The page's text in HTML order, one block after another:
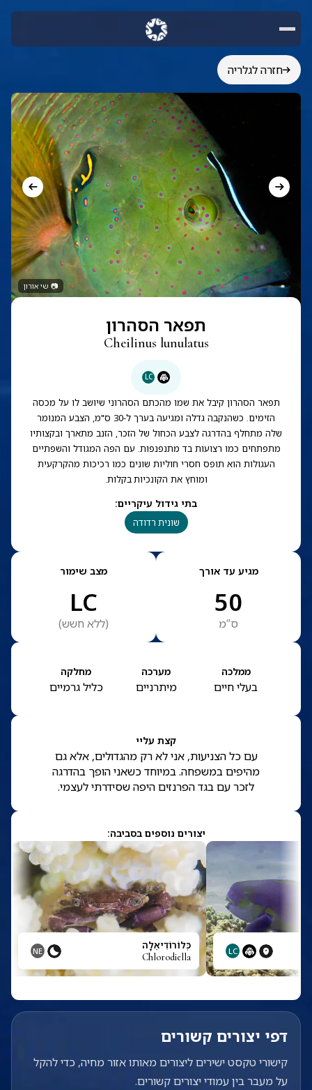
חזרה לגלריה
📷 שי אורון
תפאר הסהרון
Cheilinus lunulatus
LC
תפאר הסהרון קיבל את שמו מהכתם הסהרוני שיושב לו על מכסה
הזימים. כשהנקבה גדלה ומגיעה בערך ל-30 ס"מ, הצבע המנומר
שלה מתחלף בהדרגה לצבע הכחול של הזכר, הזנב מתארך ובקצותיו
מתפתחים כמו רצועות בד מתנפנפות. עם הפה המגודל והשפתיים
העגולות הוא תופס חסרי חוליות שונים כמו רכיכות מהקרקעית
ומוחץ את הקונכיות בקלות.
בתי גידול עיקריים:
שונית רדודה
מגיע עד אורך
50
ס”מ
מצב שימור
LC
(ללא חשש)
ממלכה
בעלי חיים
מערכה
מיתרניים
מחלקה
כליל גרמיים
קצת עליי
עם כל הצניעות, אני לא רק מהגדולים, אלא גם
מהיפים במשפחה. במיוחד כשאני הופך בהדרגה
לזכר עם בגד הפרנזים היפה שסידרתי לעצמי.
יצורים נוספים בסביבה:
LC כְּלוֹרוֹדִיאֵלָה
Chlorodiella
NE
דפי יצורים קשורים
קישורי טקסט ישירים ליצורים מאותו אזור מחיה, כדי להקל
על מעבר בין עמודי יצורים קשורים.